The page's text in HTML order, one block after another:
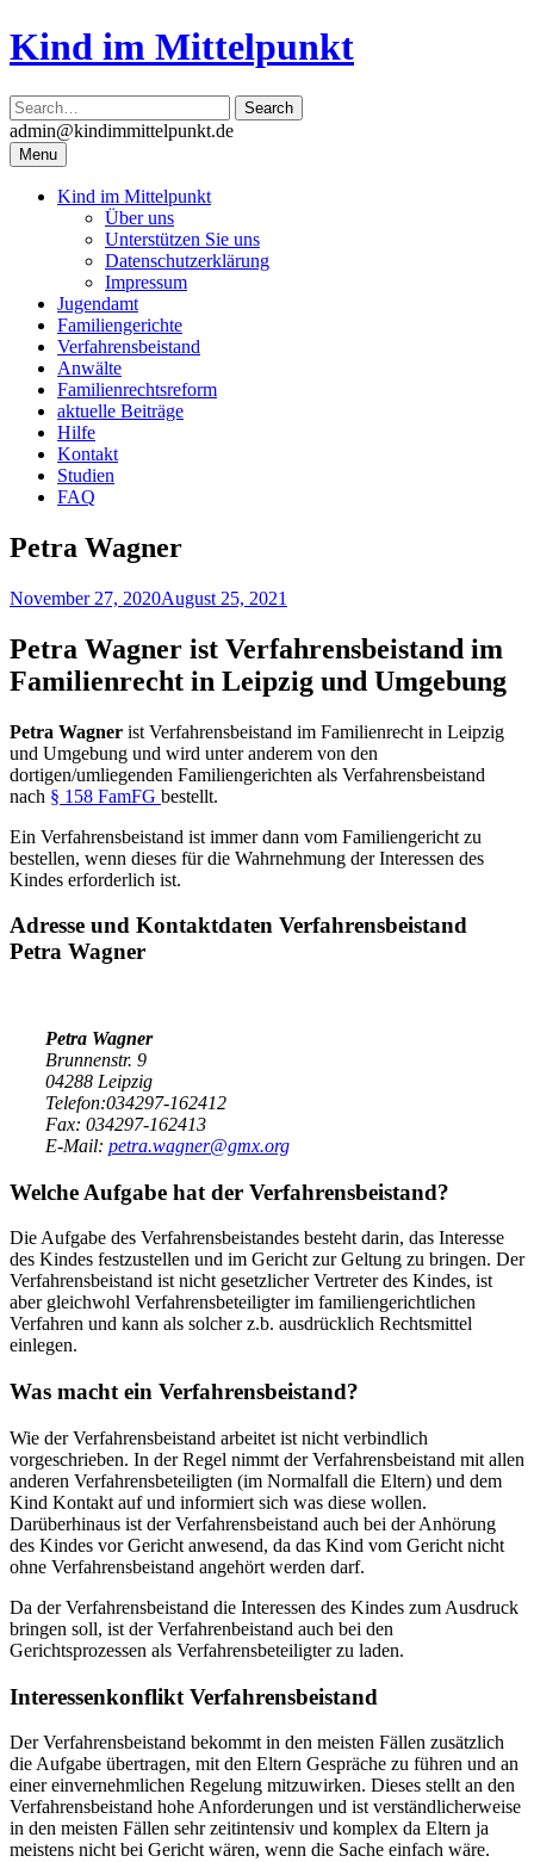
Skip
to
Kind im Mittelpunkt
admin@kindimmittelpunkt.de
Menu
Kind im Mittelpunkt
Über uns
Unterstützen Sie uns
Datenschutzerklärung
Impressum
Jugendamt
Familiengerichte
Verfahrensbeistand
Anwälte
Familienrechtsreform
aktuelle Beiträge
Hilfe
Kontakt
Studien
FAQ
Petra Wagner
November 27, 2020August 25, 2021
Petra Wagner ist Verfahrensbeistand im
Familienrecht in Leipzig und Umgebung
Petra Wagner ist Verfahrensbeistand im Familienrecht in Leipzig
und Umgebung und wird unter anderem von den
dortigen/umliegenden Familiengerichten als Verfahrensbeistand
nach § 158 FamFG bestellt.
Ein Verfahrensbeistand ist immer dann vom Familiengericht zu
bestellen, wenn dieses für die Wahrnehmung der Interessen des
Kindes erforderlich ist.
Adresse und Kontaktdaten Verfahrensbeistand
Petra Wagner
Petra Wagner
Brunnenstr. 9
04288 Leipzig
Telefon:034297-162412
Fax: 034297-162413
E-Mail: petra.wagner@gmx.org
Welche Aufgabe hat der Verfahrensbeistand?
Die Aufgabe des Verfahrensbeistandes besteht darin, das Interesse
des Kindes festzustellen und im Gericht zur Geltung zu bringen. Der
Verfahrensbeistand ist nicht gesetzlicher Vertreter des Kindes, ist
aber gleichwohl Verfahrensbeteiligter im familiengerichtlichen
Verfahren und kann als solcher z.b. ausdrücklich Rechtsmittel
einlegen.
Was macht ein Verfahrensbeistand?
Wie der Verfahrensbeistand arbeitet ist nicht verbindlich
vorgeschrieben. In der Regel nimmt der Verfahrensbeistand mit allen
anderen Verfahrensbeteiligten (im Normalfall die Eltern) und dem
Kind Kontakt auf und informiert sich was diese wollen.
Darüberhinaus ist der Verfahrensbeistand auch bei der Anhörung
des Kindes vor Gericht anwesend, da das Kind vom Gericht nicht
ohne Verfahrensbeistand angehört werden darf.
Da der Verfahrensbeistand die Interessen des Kindes zum Ausdruck
bringen soll, ist der Verfahrenbeistand auch bei den
Gerichtsprozessen als Verfahrensbeteiligter zu laden.
Interessenkonflikt Verfahrensbeistand
Der Verfahrensbeistand bekommt in den meisten Fällen zusätzlich
die Aufgabe übertragen, mit den Eltern Gespräche zu führen und an
einer einvernehmlichen Regelung mitzuwirken. Dieses stellt an den
Verfahrensbeistand hohe Anforderungen und ist verständlicherweise
in den meisten Fällen sehr zeitintensiv und komplex da Eltern ja
meistens nicht bei Gericht wären, wenn die Sache einfach wäre.